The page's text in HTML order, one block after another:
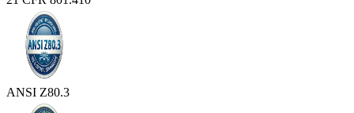
ANSI Z80.3